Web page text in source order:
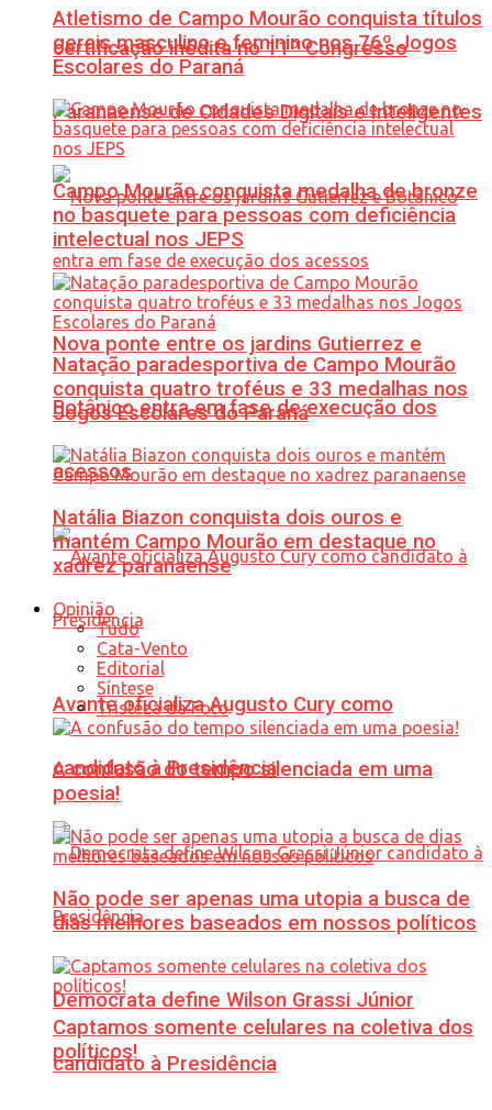
certificação inédita no 11º Congresso
Paranaense de Cidades Digitais e Inteligentes
Nova ponte entre os jardins Gutierrez e
Botânico entra em fase de execução dos
acessos
Avante oficializa Augusto Cury como
candidato à Presidência
Democrata define Wilson Grassi Júnior
candidato à Presidência
Atletismo de Campo Mourão conquista títulos
gerais masculino e feminino nos 76º Jogos
Escolares do Paraná
Campo Mourão conquista medalha de bronze
no basquete para pessoas com deficiência
intelectual nos JEPS
Natação paradesportiva de Campo Mourão
conquista quatro troféus e 33 medalhas nos
Jogos Escolares do Paraná
Natália Biazon conquista dois ouros e
mantém Campo Mourão em destaque no
xadrez paranaense
Opinião
Tudo
Cata-Vento
Editorial
Síntese
Tristeza da Foto
A confusão do tempo silenciada em uma
poesia!
Não pode ser apenas uma utopia a busca de
dias melhores baseados em nossos políticos
Captamos somente celulares na coletiva dos
políticos!